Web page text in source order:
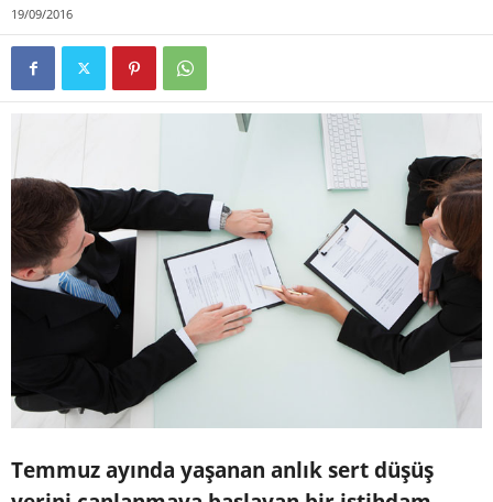
19/09/2016
Temmuz ayında yaşanan anlık sert düşüş